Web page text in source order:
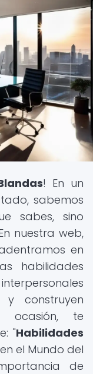
! En un
sabemos
sabes, sino
nuestra web,
en
habilidades
construyen
ocasión, te
"Habilidades
el Mundo del
de